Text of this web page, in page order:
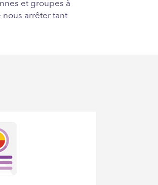
et groupes à
nous arrêter tant